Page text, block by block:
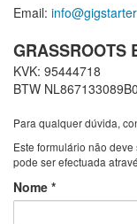
Email:
GRASSROOTS
KVK: 95444718
BTW
Para qualquer dúvida,
Este formulário não
pode ser efectuada
Nome